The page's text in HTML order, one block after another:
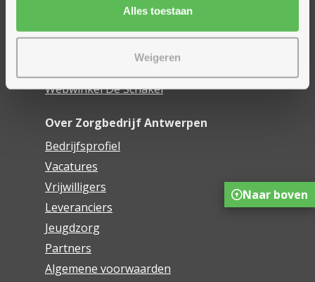
Alles toestaan
Weigeren
Mijn Zorgbedrijf
Webwinkel De Schakel
Over Zorgbedrijf Antwerpen
Bedrijfsprofiel
Vacatures
Vrijwilligers
Leveranciers
Jeugdzorg
Partners
Algemene voorwaarden
Naar boven